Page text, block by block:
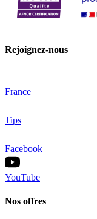
Rejoignez-nous
France
Tips
Facebook
YouTube
Nos offres